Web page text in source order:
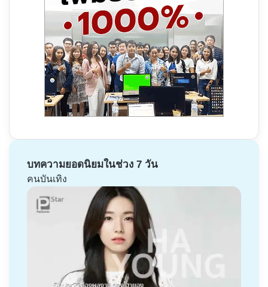
บทความยอดนิยมในช่วง 7 วัน
คนบันเทิง